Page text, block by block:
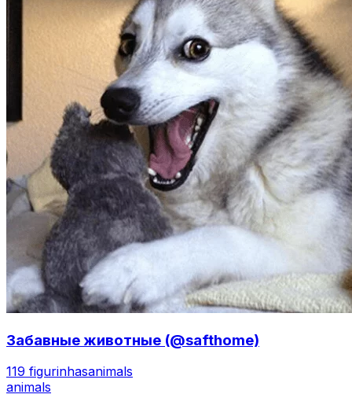
Забавные животные (@safthome)
119 figurinhasanimals
animals